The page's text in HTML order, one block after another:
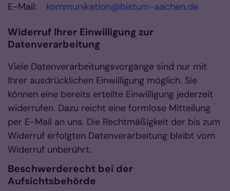
E-Mail:
kommunikation@bistum-aachen.de
Widerruf Ihrer Einwilligung zur
Datenverarbeitung
Viele Datenverarbeitungsvorgänge sind nur mit
Ihrer ausdrücklichen Einwilligung möglich. Sie
können eine bereits erteilte Einwilligung jederzeit
widerrufen. Dazu reicht eine formlose Mitteilung
per E-Mail an uns. Die Rechtmäßigkeit der bis zum
Widerruf erfolgten Datenverarbeitung bleibt vom
Widerruf unberührt.
Beschwerderecht bei der
Aufsichtsbehörde